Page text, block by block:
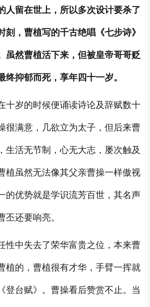
人留在世上，所以多次设计要杀了
刻，曹植写的千古绝唱《七步诗》
虽然曹植活下来，但被皇帝哥哥贬
终抑郁而死，享年四十一岁。
十岁的时候便诵读诗论及辞赋数十
很满意，几欲立为太子，但后来曹
生活无节制，心无大志，屡次触及
植虽然无法像其父亲曹操一样傲视
的优势就是学识流芳百世，其名声
丕还要响亮。
性中失去了荣华富贵之位，本来曹
植的，曹植很有才华，手臂一挥就
登台赋》。曹操看后赞赏不止。当